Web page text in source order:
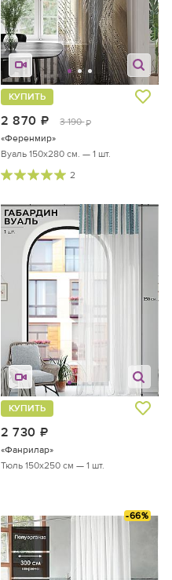
2 870 руб.
3 190 руб.
КУПИТЬ
«Ференмир»
Вуаль 150х280 см. — 1 шт.
2
2 730
КУПИТЬ
«Фанрилар»
Тюль 150х250 см — 1 шт.
-66%